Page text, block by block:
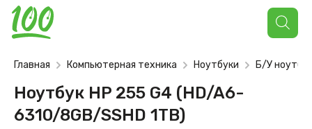
Поиск
товаров
Главная Компьютерная техника Ноутбуки Б/У
Ноутбук HP 255 G4 (HD/A6-
6310/8GB/SSHD 1TB)